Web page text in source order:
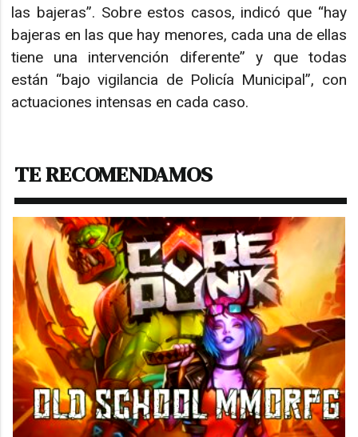
las bajeras”. Sobre estos casos, indicó que “hay
bajeras en las que hay menores, cada una de ellas
tiene una intervención diferente” y que todas
están “bajo vigilancia de Policía Municipal”, con
actuaciones intensas en cada caso.
TE RECOMENDAMOS